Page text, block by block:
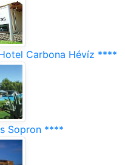
Carbona Hévíz ****
Sopron ****